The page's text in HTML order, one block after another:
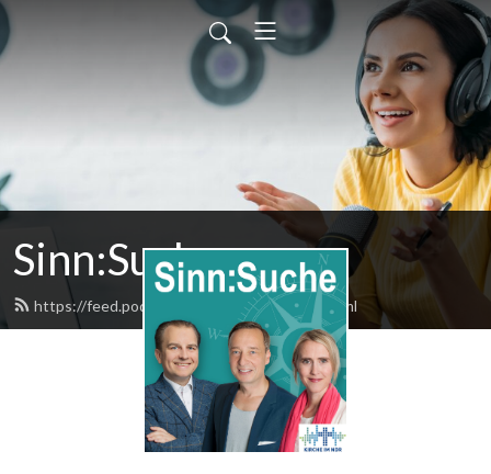
Sinn:Suche
https://feed.podbean.com/radiokirche/feed.xml